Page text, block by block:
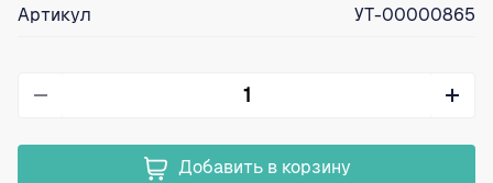
Артикул УТ-00000865
Добавить в корзину